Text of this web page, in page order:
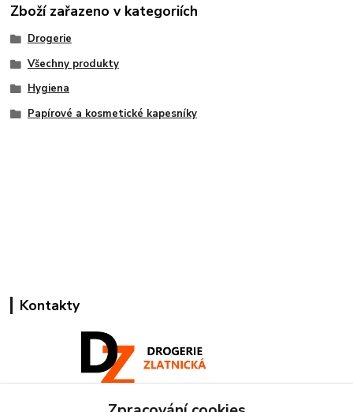
Zboží zařazeno v kategoriích
Drogerie
Všechny produkty
Hygiena
Papírové a kosmetické kapesníky
Kontakty